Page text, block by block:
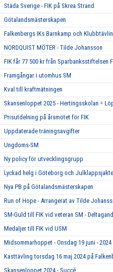
Städa Sverige - FIK på Skrea Strand
Götalandsmästerskapen
Falkenbergs IKs Barnkamp och
NORDQUIST MÖTER - Tilde Johansson
FIK får 77 500 kr från Sparbanksstiftelsen
Framgångar i utomhus SM
Kval till kraftmätningen
Skansenloppet 2025 - Hertingsskolan =
Prisutdelning på årsmötet för FIK
Uppdaterade träningsavgifter
Ungdoms-SM
Ny policy för utvecklingsgrupp
Lyckad helg i Göteborg och
Nya PB på Götalandsmästerskapen
Run of Hope - Arrangerat av Tilde
SM-Guld till FIK vid veteran SM -
Medaljer till FIK vid USM
Midsommarhoppet - Onsdag 19 juni -
Kasttävling torsdag 16 maj 2024 på
Skansenloppet 2024 - Succé